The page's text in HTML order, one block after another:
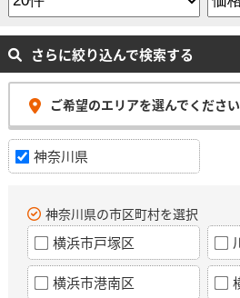
さらに絞り込んで検索する
ご希望のエリアを選んでください
神奈川県
神奈川県の市区町村を選択
横浜市戸塚区
横浜市港南区